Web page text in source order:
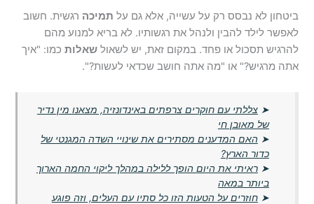
ביטחון לא נבסס רק על עשייה, אלא גם על תמיכה רגשית. חשוב
לאפשר לילד להבין ולנהל את רגשותיו. לא בריא למנוע מהם
להרגיש תסכול או פחד. במקום זאת, יש לשאולשאלות כמו: "איך
אתה מרגיש?" או "מה אתה חושב שכדאי לעשות?".
➤צללתי עם חוקרים צרפתים באינדונזיה, מצאנו מין נדיר
של מאובן חי
➤ האם המדענים מסתירים את שינויי השדה המגנטי של
כדור הארץ?
➤ראיתי את היום הופך ללילה במהלך ליקוי החמה הארוך
ביותר במאה
➤חוזרים על הטעות הזו כל סתיו עם העלים, וזה פוגע